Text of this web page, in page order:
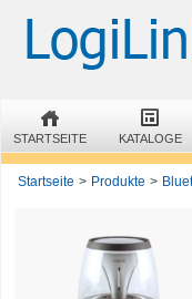
STARTSEITE KATALOGE
Startseite > Produkte >